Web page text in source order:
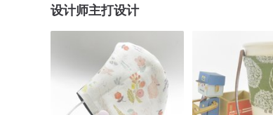
设计师主打设计